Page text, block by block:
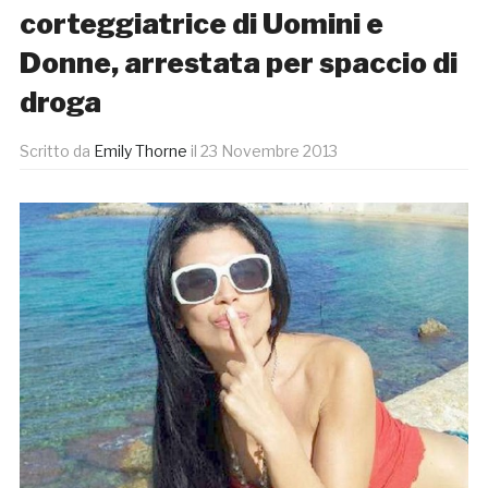
corteggiatrice di Uomini e
Donne, arrestata per spaccio di
droga
Scritto da Emily Thorne il 23 Novembre 2013